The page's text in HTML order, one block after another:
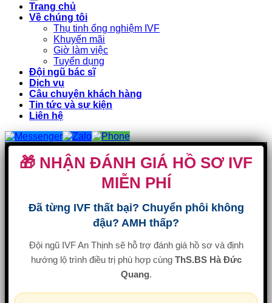
Trang chủ
Về chúng tôi
Thụ tinh ống nghiệm IVF
Khuyến mãi
Giờ làm việc
Tuyển dụng
Đội ngũ bác sĩ
Dịch vụ
Câu chuyện khách hàng
Tin tức và sự kiện
Liên hệ
🎁 NHẬN ĐÁNH GIÁ HỒ SƠ IVF
MIỄN PHÍ
Đã từng IVF thất bại? Chuyển phôi không
đậu? AMH thấp?
Đội ngũ IVF An Thịnh sẽ hỗ trợ đánh giá hồ sơ và định
hướng lộ trình điều trị phù hợp cùng ThS.BS Hà Đức
Quang.